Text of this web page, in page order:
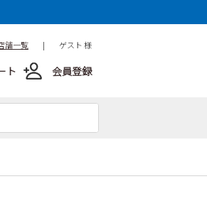
舗一覧 | ゲスト 様
ト 会員登録